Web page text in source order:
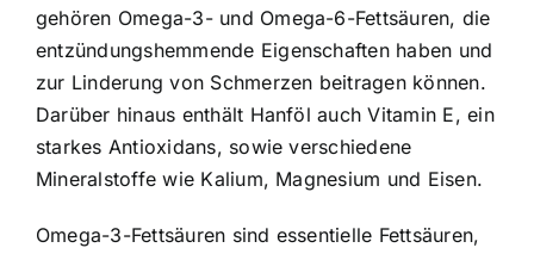
gehören Omega-3- und Omega-6-Fettsäuren, die
entzündungshemmende Eigenschaften haben und
zur Linderung von Schmerzen beitragen können.
Darüber hinaus enthält Hanföl auch Vitamin E, ein
starkes Antioxidans, sowie verschiedene
Mineralstoffe wie Kalium, Magnesium und Eisen.
Omega-3-Fettsäuren sind essentielle Fettsäuren,